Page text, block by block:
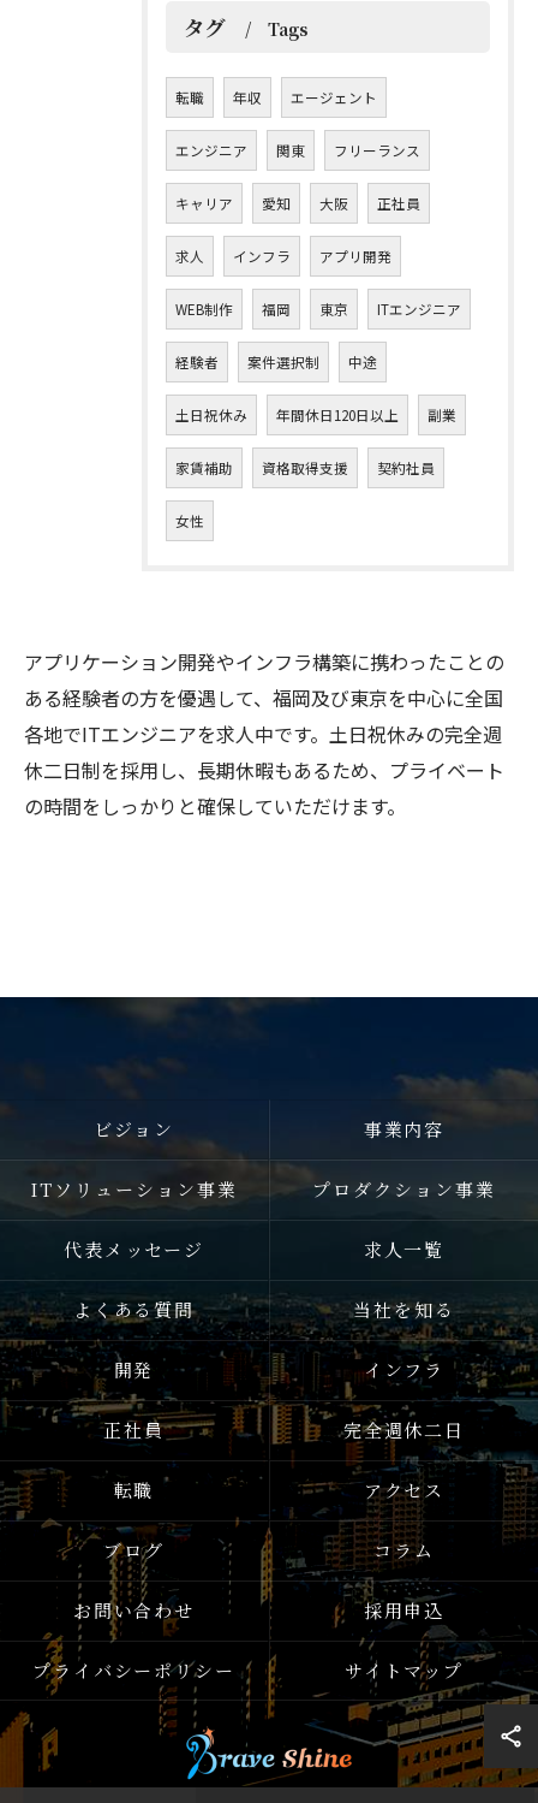
タグ Tags
転職 年収 エージェント
エンジニア 関東 フリーランス
キャリア 愛知 大阪 正社員
求人 インフラ アプリ開発
WEB制作 福岡 東京 ITエンジニア
経験者 案件選択制 中途
土日祝休み 年間休日120日以上 副業
家賃補助 資格取得支援 契約社員
女性
アプリケーション開発やインフラ構築に携わったことの
ある経験者の方を優遇して、福岡及び東京を中心に全国
各地でITエンジニアを求人中です。土日祝休みの完全週
休二日制を採用し、長期休暇もあるため、プライベート
の時間をしっかりと確保していただけます。
ビジョン 事業内容
ITソリューション事業 プロダクション事業
代表メッセージ 求人一覧
よくある質問 当社を知る
開発 インフラ
正社員 完全週休二日
転職 アクセス
ブログ コラム
お問い合わせ 採用申込
プライバシーポリシー サイトマップ